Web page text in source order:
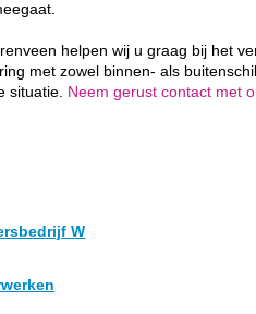
helpen wij u graag bij het
met zowel binnen- als
situatie. Neem gerust contact met
W